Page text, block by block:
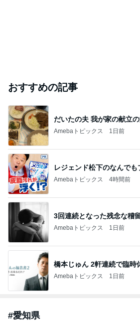
おすすめの記事
だいたの夫 我が家の献立
Amebaトピックス 1日前
レジェンド松下のなんでも
Amebaトピックス 4時間前
3回連続となった残念な稽
Amebaトピックス 1日前
橋本じゅん 2軒連続で臨時
Amebaトピックス 1日前
#愛知県